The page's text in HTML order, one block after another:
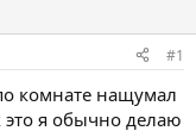
#1
комнате нащумал
это я обычно делаю